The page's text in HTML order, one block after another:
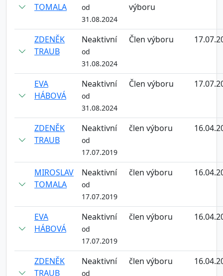
TOMALA
od
31.08.2024
výboru
ZDENĚK
TRAUB
Neaktivní
od
31.08.2024
Člen výboru
EVA
HÁBOVÁ
Neaktivní
od
31.08.2024
Člen výboru
ZDENĚK
TRAUB
Neaktivní
od
17.07.2019
člen výboru
MIROSLAV
TOMALA
Neaktivní
od
17.07.2019
člen výboru
EVA
HÁBOVÁ
Neaktivní
od
17.07.2019
člen výboru
ZDENĚK
TRAUB
Neaktivní
od
člen výboru